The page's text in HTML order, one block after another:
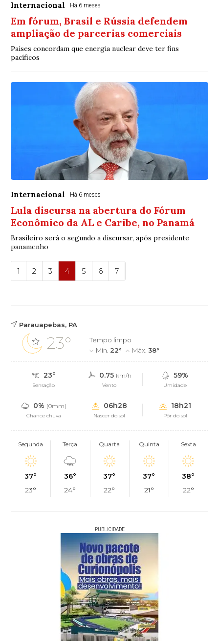
Internacional Há 6 meses
Em fórum, Brasil e Rússia defendem
ampliação de parcerias comerciais
Países concordam que energia nuclear deve ter fins
pacíficos
Internacional Há 6 meses
Lula discursa na abertura do Fórum
Econômico da AL e Caribe, no Panamá
Brasileiro será o segundo a discursar, após presidente
panamenho
1 2 3 4 5 6 7
Parauapebas, PA
23°
Tempo limpo
Mín. 22° Máx.38°
23°
Sensação
0.75 km/h
Vento
59%
Umidade
0% (0mm)
Chance chuva
06h28
Nascer do sol
18h21
Pôr do sol
Segunda
37°
23°
Terça
36°
24°
Quarta
37°
22°
Quinta
37°
21°
Sexta
38°
22°
PUBLICIDADE